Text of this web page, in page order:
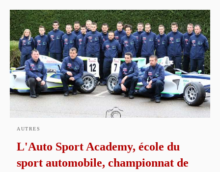
AUTRES
L'Auto Sport Academy, école du
sport automobile, championnat de